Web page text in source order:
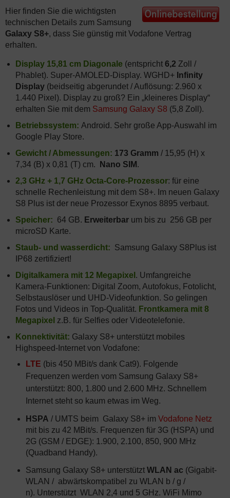
Hier finden Sie die wichtigsten
technischen Details zum Samsung
Galaxy S8+, dass Sie günstig mit Vodafone Vertrag
erhalten.
Display 15,81 cm Diagonale (entspricht 6,2 Zoll /
Phablet). Super-AMOLED-Display. WGHD+ Infinity
Display (beidseitig abgerundet / Auflösung: 2.960 x
1.440 Pixel). Display zu groß? Ein „kleineres Display“
erhalten Sie mit dem Samsung Galaxy S8 (5,8 Zoll).
Betriebssystem: Android. Sehr große App-Auswahl im
Google Play Store.
Gewicht / Abmessungen: 173 Gramm / 15,95 (H) x
7,34 (B) x 0,81 (T) cm.
Nano SIM .
2,3 GHz + 1,7 GHz Octa-Core-Prozessor: für eine
schnelle Rechenleistung mit dem S8+. Im neuen Galaxy
S8 Plus ist der neue Prozessor Exynos 8895 verbaut.
Speicher: 64 GB. Erweiterbar um bis zu 256 GB per
microSD Karte.
Staub- und wasserdicht: Samsung Galaxy S8Plus ist
IP68 zertifiziert!
Digitalkamera mit 12 Megapixel . Umfangreiche
Kamera-Funktionen: Digital Zoom, Autofokus, Fotolicht,
Selbstauslöser und UHD-Videofunktion. So gelingen
Fotos und Videos in Top-Qualität. Frontkamera mit 8
Megapixel z.B. für Selfies oder Videotelefonie.
Konnektivität: Galaxy S8+ unterstützt mobiles
Highspeed-Internet von Vodafone:
LTE (bis 450 MBit/s dank Cat9). Folgende
Frequenzen werden vom Samsung Galaxy S8+
unterstützt: 800, 1.800 und 2.600 MHz. Schnellem
Internet steht so kaum etwas im Weg.
HSPA / UMTS beim Galaxy S8+ im Vodafone Netz
mit bis zu 42 MBit/s. Frequenzen für 3G (HSPA) und
2G (GSM / EDGE): 1.900, 2.100, 850, 900 MHz
(Quadband Handy).
Samsung Galaxy S8+ unterstützt WLAN ac (Gigabit-
WLAN / abwärtskompatibel zu WLAN b / g /
n). Unterstützt WLAN 2,4 und 5 GHz. WiFi Mimo